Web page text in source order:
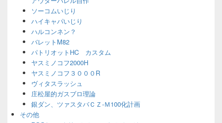
ソーコムいじり
ハイキャパいじり
ハルコンネン？
バレットM82
パトリオットHC カスタム
ヤスミノコフ2000H
ヤスミノコフ３０００R
ヴィタスラッシュ
庄松屋的ガスブロ理論
銀ダン、ツァスタバＣＺ-Ｍ100化計画
その他